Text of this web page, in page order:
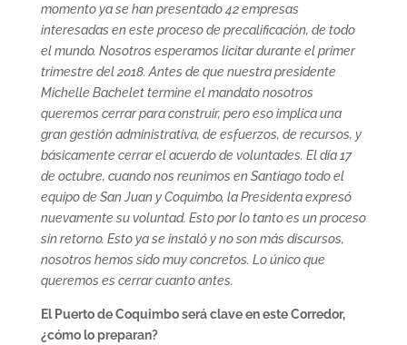
momento ya se han presentado 42 empresas
interesadas en este proceso de precalificación, de todo
el mundo. Nosotros esperamos licitar durante el primer
trimestre del 2018. Antes de que nuestra presidente
Michelle Bachelet termine el mandato nosotros
queremos cerrar para construir, pero eso implica una
gran gestión administrativa, de esfuerzos, de recursos, y
básicamente cerrar el acuerdo de voluntades. El día 17
de octubre, cuando nos reunimos en Santiago todo el
equipo de San Juan y Coquimbo, la Presidenta expresó
nuevamente su voluntad. Esto por lo tanto es un proceso
sin retorno. Esto ya se instaló y no son más discursos,
nosotros hemos sido muy concretos. Lo único que
queremos es cerrar cuanto antes.
El Puerto de Coquimbo será clave en este Corredor,
¿cómo lo preparan?